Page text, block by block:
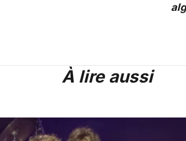
À lire aussi